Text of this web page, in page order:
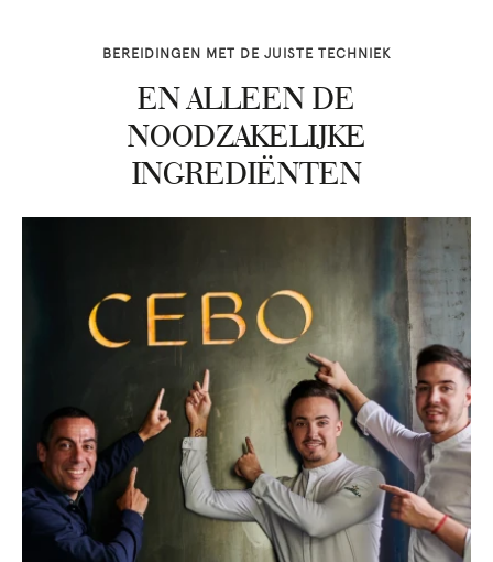
BEREIDINGEN MET DE JUISTE TECHNIEK
EN ALLEEN DE
NOODZAKELIJKE
INGREDIËNTEN